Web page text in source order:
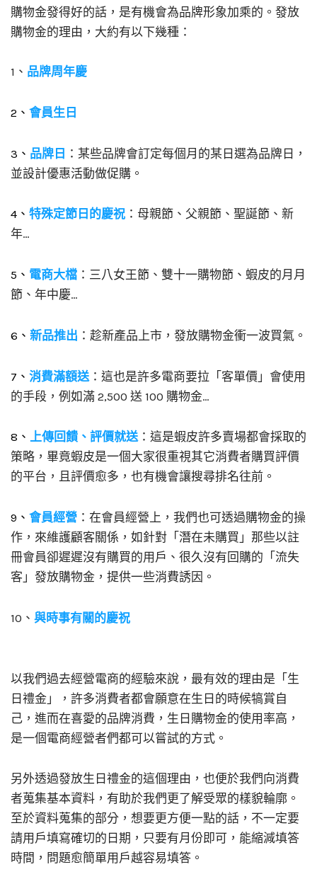
購物金發得好的話，是有機會為品牌形象加乘的。發放
購物金的理由，大約有以下幾種：
1、 品牌周年慶
2、 會員生日
3、 品牌日 ：某些品牌會訂定每個月的某日選為品牌日，
並設計優惠活動做促購。
4、 特殊定節日的慶祝 ：母親節、父親節、聖誕節、新
年…
5、 電商大檔 ：三八女王節、雙十一購物節、蝦皮的月月
節、年中慶…
6、 新品推出 ：趁新產品上市，發放購物金衝一波買氣。
7、 消費滿額送 ：這也是許多電商要拉「客單價」會使用
的手段，例如滿 2,500 送 100 購物金…
8、 上傳回饋、評價就送：這是蝦皮許多賣場都會採取的
策略，畢竟蝦皮是一個大家很重視其它消費者購買評價
的平台，且評價愈多，也有機會讓搜尋排名往前。
9、 會員經營 ：在會員經營上，我們也可透過購物金的操
作，來維護顧客關係，如針對「潛在未購買」那些以註
冊會員卻遲遲沒有購買的用戶、很久沒有回購的「流失
客」發放購物金，提供一些消費誘因。
10、 與時事有關的慶祝
以我們過去經營電商的經驗來說，最有效的理由是「生
日禮金」，許多消費者都會願意在生日的時候犒賞自
己，進而在喜愛的品牌消費，生日購物金的使用率高，
是一個電商經營者們都可以嘗試的方式。
另外透過發放生日禮金的這個理由，也便於我們向消費
者蒐集基本資料，有助於我們更了解受眾的樣貌輪廓。
至於資料蒐集的部分，想要更方便一點的話，不一定要
請用戶填寫確切的日期，只要有月份即可，能縮減填答
時間，問題愈簡單用戶越容易填答。